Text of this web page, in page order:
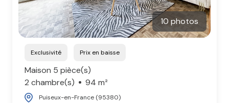
10 photos
Exclusivité Prix en baisse
Maison 5 pièce(s)
2 chambre(s)
94 m²
Puiseux-en-France (95380)